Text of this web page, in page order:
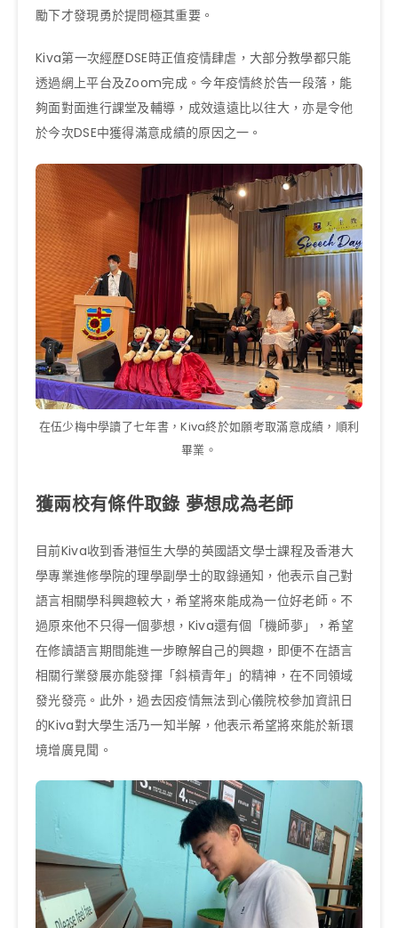
勵下才發現勇於提問極其重要。
Kiva第一次經歷DSE時正值疫情肆虐，大部分教學都只能
透過網上平台及Zoom完成。今年疫情終於告一段落，能
夠面對面進行課堂及輔導，成效遠遠比以往大，亦是令他
於今次DSE中獲得滿意成績的原因之一。
在伍少梅中學讀了七年書，Kiva終於如願考取滿意成績，順利
畢業。
獲兩校有條件取錄 夢想成為老師
目前Kiva收到香港恒生大學的英國語文學士課程及香港大
學專業進修學院的理學副學士的取錄通知，他表示自己對
語言相關學科興趣較大，希望將來能成為一位好老師。不
過原來他不只得一個夢想，Kiva還有個「機師夢」，希望
在修讀語言期間能進一步瞭解自己的興趣，即便不在語言
相關行業發展亦能發揮「斜槓青年」的精神，在不同領域
發光發亮。此外，過去因疫情無法到心儀院校參加資訊日
的Kiva對大學生活乃一知半解，他表示希望將來能於新環
境增廣見聞。